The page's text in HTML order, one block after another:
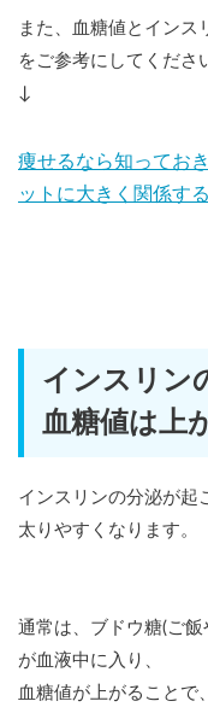
また、血糖値とインス
をご参考にしてくださ
↓
痩せるなら知ってお
ットに大きく関係す
インスリン
血糖値は上
インスリンの分泌が起
太りやすくなります。
通常は、ブドウ糖(ご
が血液中に入り、
血糖値が上がることで